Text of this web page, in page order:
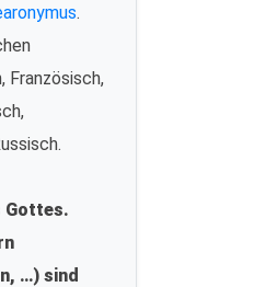
.
Französisch,
Gottes.
…) sind